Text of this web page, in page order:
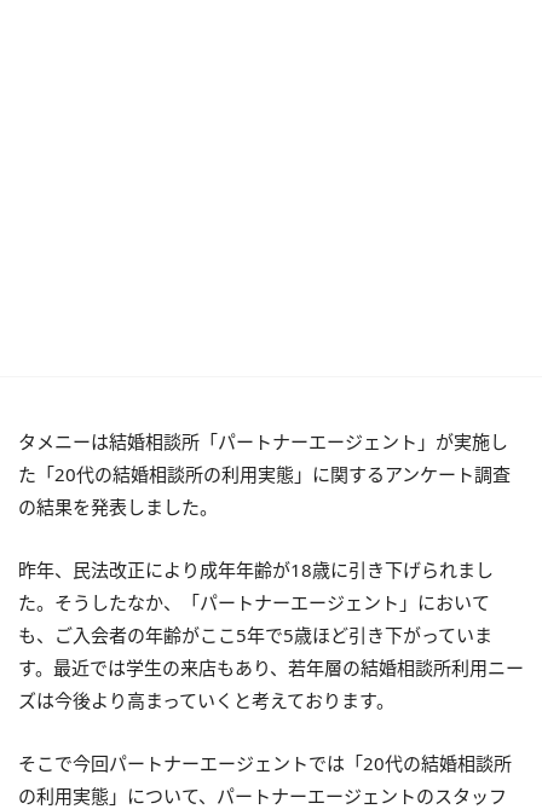
タメニーは結婚相談所「パートナーエージェント」が実施し
た「20代の結婚相談所の利用実態」に関するアンケート調査
の結果を発表しました。
昨年、民法改正により成年年齢が18歳に引き下げられまし
た。 そうしたなか、「パートナーエージェント」において
も、ご入会者の年齢がここ5年で5歳ほど引き下がっていま
す。 最近では学生の来店もあり、若年層の結婚相談所利用ニー
ズは今後より高まっていくと考えております。
そこで今回パートナーエージェントでは「20代の結婚相談所
の利用実態」について、パートナーエージェントのスタッフ